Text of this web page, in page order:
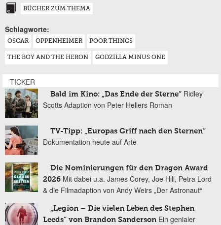
BÜCHER ZUM THEMA
Schlagworte:
OSCAR OPPENHEIMER POOR THINGS
THE BOY AND THE HERON GODZILLA MINUS ONE
TICKER
Bald im Kino: „Das Ende der Sterne“ Ridley
Scotts Adaption von Peter Hellers Roman
TV-Tipp: „Europas Griff nach den Sternen“
Dokumentation heute auf Arte
Die Nominierungen für den Dragon Award
2026 Mit dabei u.a. James Corey, Joe Hill, Petra Lord
& die Filmadaption von Andy Weirs „Der Astronaut“
„Legion – Die vielen Leben des Stephen
Leeds“ von Brandon Sanderson Ein genialer